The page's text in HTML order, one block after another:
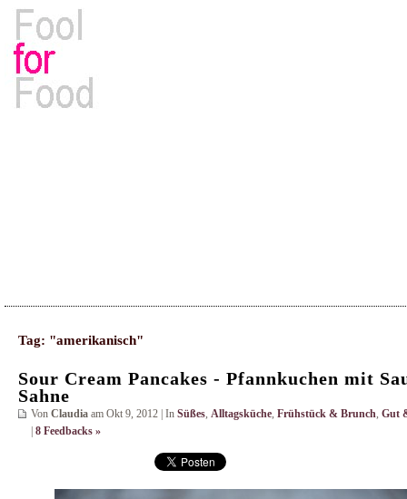
Tag: "amerikanisch"
Sour Cream Pancakes - Pfannkuchen mit
Sahne
Von Claudia am Okt 9, 2012 | In Süßes, Alltagsküche, Frühstück & Brunch, Gut
8 Feedbacks »